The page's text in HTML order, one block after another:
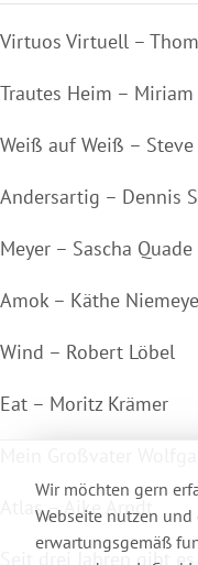
Wir möchten gern
Webseite nutzen
erwartungsgemäß
Virtuos Virtuell –
Trautes Heim –
Weiß auf Weiß – Steve
Andersartig – Dennis
Meyer – Sascha Quade
Amok – Käthe
Wind – Robert Löbel
Eat – Moritz Krämer
Atlas – Aike Arndt
Seit drei Jahren gibt